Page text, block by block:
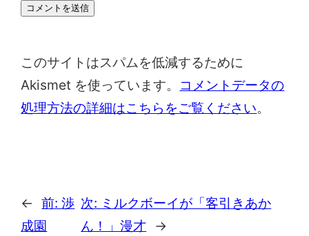
このサイトはスパムを低減するために
Akismet を使っています。
コメントデータの
処理方法の詳細はこちらをご覧ください。
← 前:渉
成園
次: ミルクボーイが「客引きあか
ん！」漫才 →